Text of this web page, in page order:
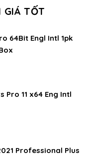
GIÁ TỐT
64Bit Engl Intl 1pk
Pro 11 x64 Eng Intl
Professional Plus